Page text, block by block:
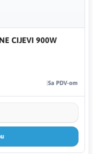
CIJEVI 900W
Sa PDV-om